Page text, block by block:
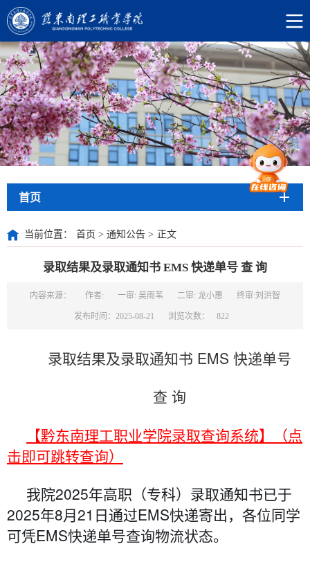
首页
当前位置： 首页 > 通知公告 > 正文
录取结果及录取通知书 EMS 快递单号 查 询
内容来源： 作者: 一审: 吴雨苇 二审: 龙小惠 终审:刘洪智
发布时间：2025-08-21 浏览次数： 822
录取结果及录取通知书 EMS 快递单号
查 询
【黔东南理工职业学院录取查询系统】（点
击即可跳转查询）
我院2025年高职（专科）录取通知书已于
2025年8月21日通过EMS快递寄出，各位同学
可凭EMS快递单号查询物流状态。